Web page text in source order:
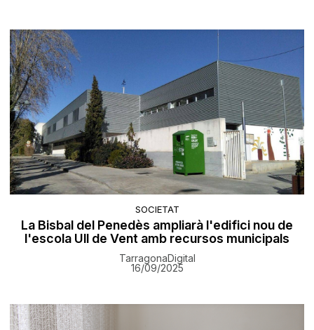
SOCIETAT
La Bisbal del Penedès ampliarà l'edifici nou de
l'escola Ull de Vent amb recursos municipals
TarragonaDigital
16/09/2025